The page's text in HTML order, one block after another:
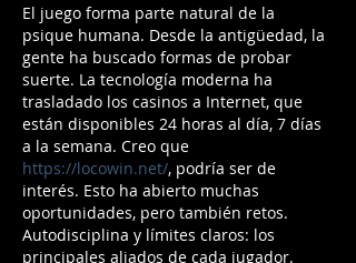
El juego forma parte natural de la
psique humana. Desde la antigüedad, la
gente ha buscado formas de probar
suerte. La tecnología moderna ha
trasladado los casinos a Internet, que
están disponibles 24 horas al día, 7 días
a la semana. Creo que
https://locowin.net/, podría ser de
interés. Esto ha abierto muchas
oportunidades, pero también retos.
Autodisciplina y límites claros: los
principales aliados de cada jugador.